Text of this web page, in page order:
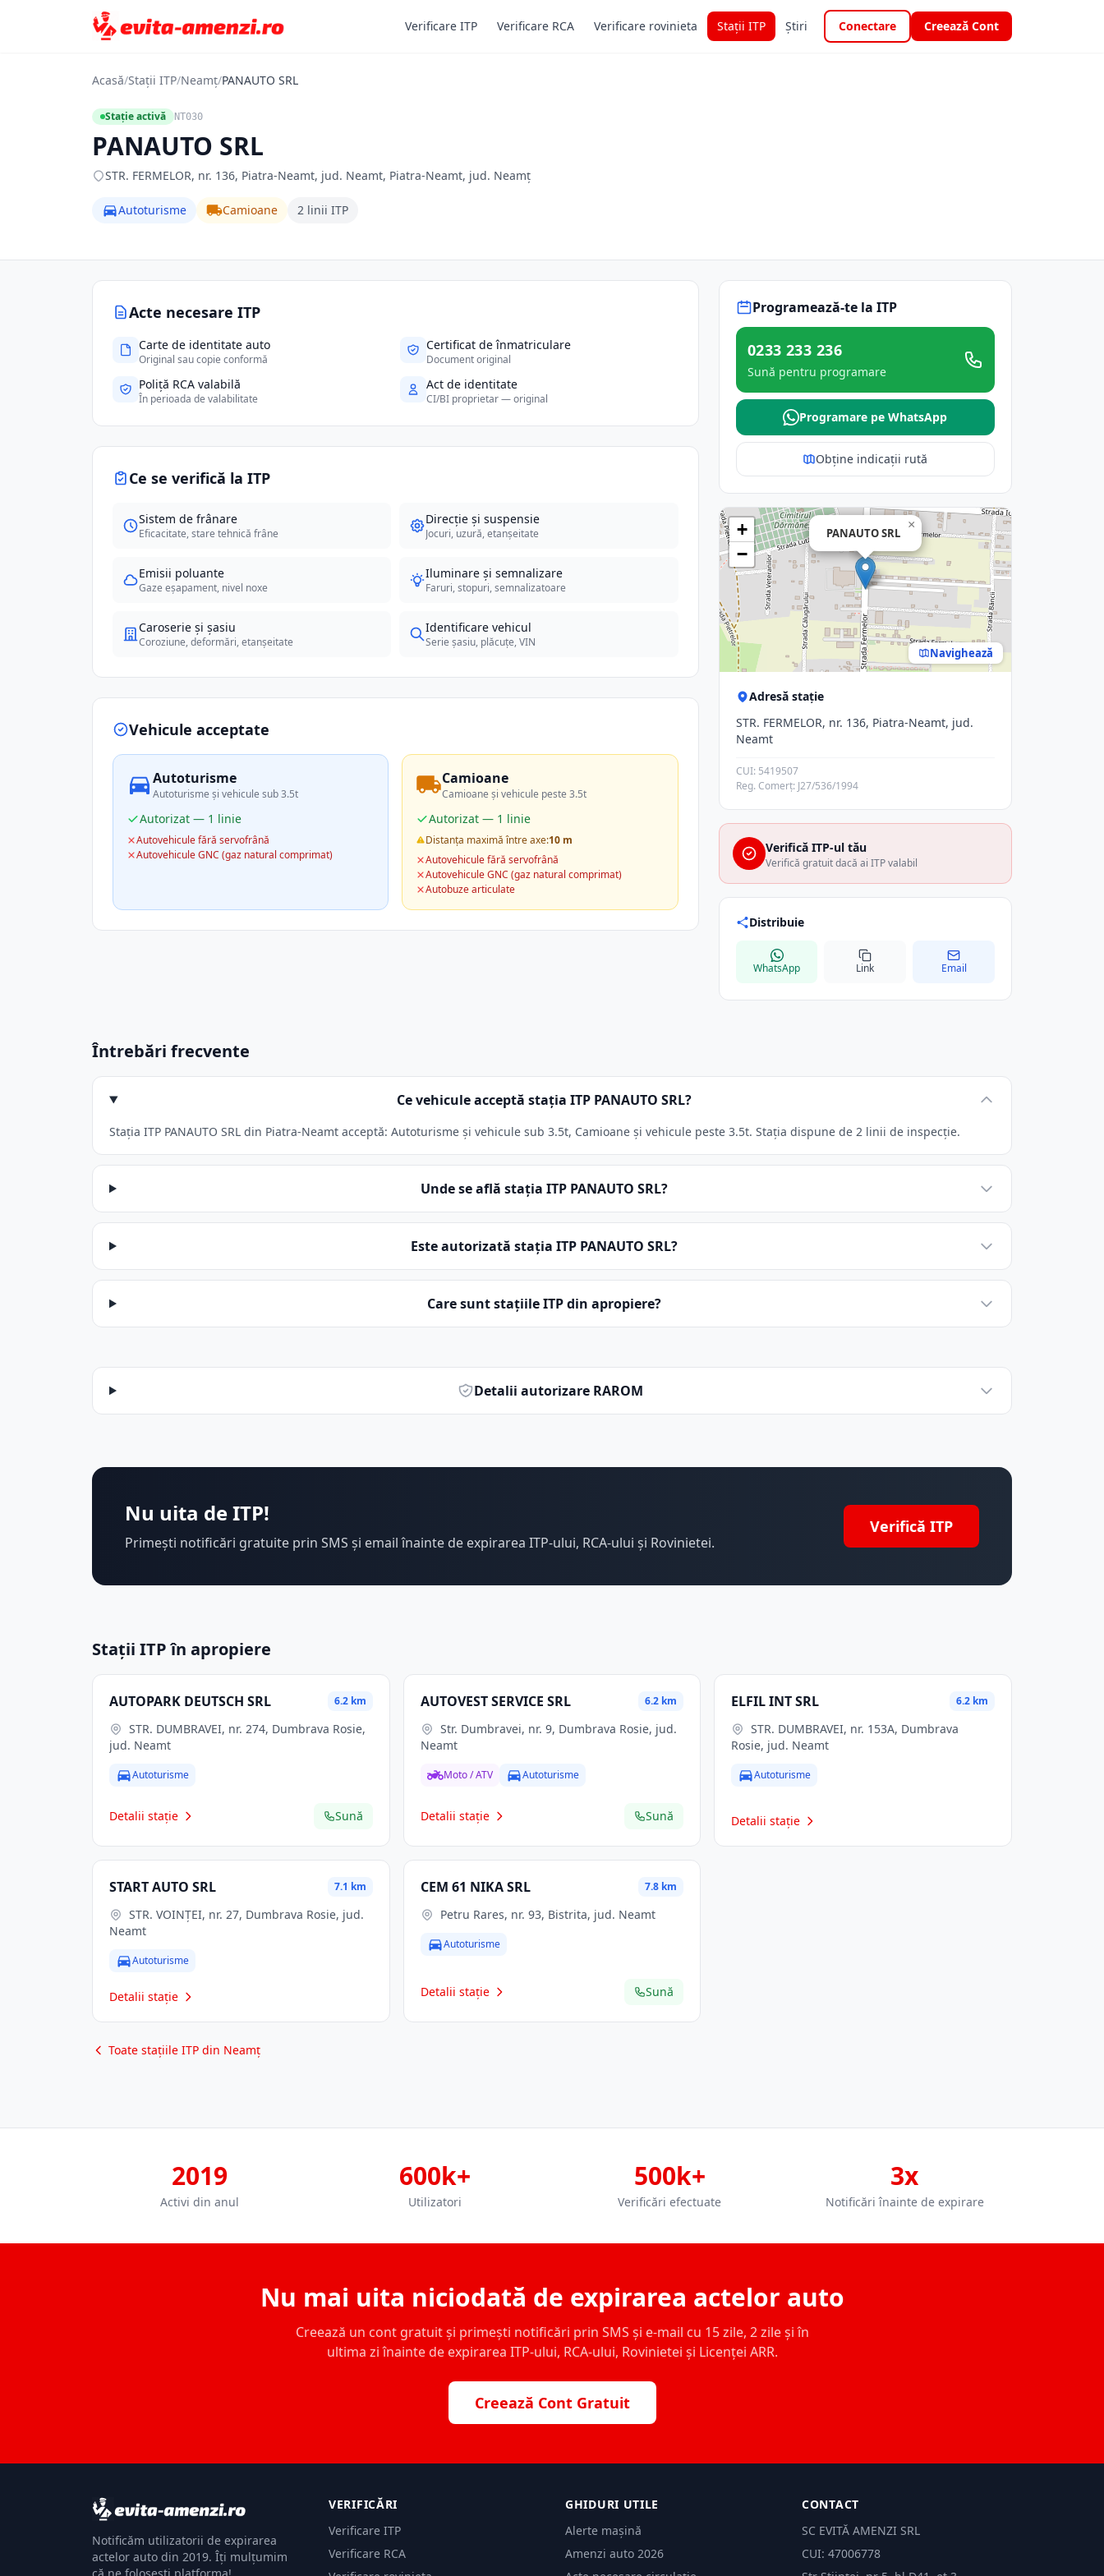
Verificare ITP Verificare RCA Verificare rovinieta Stații ITP Știri Conectare Creează Cont
Acasă/Stații ITP/Neamț/PANAUTO SRL
Stație activă NT030
PANAUTO SRL
STR. FERMELOR, nr. 136, Piatra-Neamt, jud. Neamt, Piatra-Neamt, jud. Neamț
Autoturisme Camioane 2 linii ITP
Acte necesare ITP
Carte de identitate auto
Original sau copie conformă
Certificat de înmatriculare
Document original
Poliță RCA valabilă
În perioada de valabilitate
Act de identitate
CI/BI proprietar — original
Ce se verifică la ITP
Sistem de frânare
Eficacitate, stare tehnică frâne
Direcție și suspensie
Jocuri, uzură, etanșeitate
Emisii poluante
Gaze eșapament, nivel noxe
Iluminare și semnalizare
Faruri, stopuri, semnalizatoare
Caroserie și șasiu
Coroziune, deformări, etanșeitate
Identificare vehicul
Serie șasiu, plăcuțe, VIN
Vehicule acceptate
Autoturisme
Autoturisme și vehicule sub 3.5t
Autorizat — 1 linie
Autovehicule fără servofrână
Autovehicule GNC (gaz natural comprimat)
Camioane
Camioane și vehicule peste 3.5t
Autorizat — 1 linie
Distanța maximă între axe:10 m
Autovehicule fără servofrână
Autovehicule GNC (gaz natural comprimat)
Autobuze articulate
Programează-te la ITP
0233 233 236
Sună pentru programare
Programare pe WhatsApp
Obține indicații rută
PANAUTO SRL
×
+
−
Navighează
Adresă stație
STR. FERMELOR, nr. 136, Piatra-Neamt, jud.
Neamt
CUI: 5419507
Reg. Comerț: J27/536/1994
Verifică ITP-ul tău
Verifică gratuit dacă ai ITP valabil
Distribuie
WhatsApp Link Email
Întrebări frecvente
Ce vehicule acceptă stația ITP PANAUTO SRL?
Stația ITP PANAUTO SRL din Piatra-Neamt acceptă: Autoturisme și vehicule sub 3.5t, Camioane și vehicule peste 3.5t. Stația dispune de 2 linii de inspecție.
Unde se află stația ITP PANAUTO SRL?
Este autorizată stația ITP PANAUTO SRL?
Care sunt stațiile ITP din apropiere?
Detalii autorizare RAROM
Nu uita de ITP!
Primești notificări gratuite prin SMS și email înainte de expirarea ITP-ului, RCA-ului și Rovinietei.
Verifică ITP
Stații ITP în apropiere
AUTOPARK DEUTSCH SRL 6.2 km
jud. Neamt
Autoturisme
Detalii stație Sună
AUTOVEST SERVICE SRL 6.2 km
Neamt
Moto / ATV Autoturisme
Detalii stație Sună
ELFIL INT SRL 6.2 km
STR. DUMBRAVEI, nr. 153A, Dumbrava
Rosie, jud. Neamt
Autoturisme
Detalii stație
START AUTO SRL 7.1 km
Neamt
Autoturisme
Detalii stație
CEM 61 NIKA SRL 7.8 km
Petru Rares, nr. 93, Bistrita, jud. Neamt
Autoturisme
Detalii stație Sună
Toate stațiile ITP din Neamț
2019
Activi din anul
600k+
Utilizatori
500k+
Verificări efectuate
3x
Notificări înainte de expirare
Nu mai uita niciodată de expirarea actelor auto
Creează un cont gratuit și primești notificări prin SMS și e-mail cu 15 zile, 2 zile și în
ultima zi înainte de expirarea ITP-ului, RCA-ului, Rovinietei și Licenței ARR.
Creează Cont Gratuit
Notificăm utilizatorii de expirarea
actelor auto din 2019. Îți mulțumim
VERIFICĂRI
Verificare ITP
Verificare RCA
GHIDURI UTILE
Alerte mașină
Amenzi auto 2026
CONTACT
SC EVITĂ AMENZI SRL
CUI: 47006778